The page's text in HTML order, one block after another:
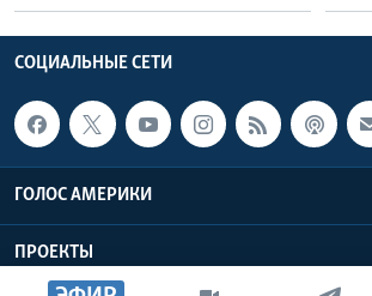
СОЦИАЛЬНЫЕ СЕТИ
ГОЛОС АМЕРИКИ
ПРОЕКТЫ